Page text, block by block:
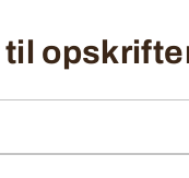
til